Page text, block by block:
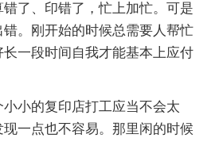
了、印错了，忙上加忙。可是
。刚开始的时候总需要人帮忙
一段时间自我才能基本上应付
小的复印店打工应当不会太
一点也不容易。那里闲的时候